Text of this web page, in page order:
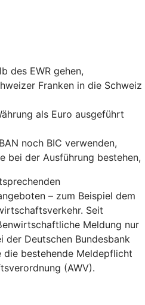
des EWR gehen,
Franken in die Schweiz
als Euro ausgeführt
noch BIC verwenden,
bei der Ausführung bestehen,
– zum Beispiel dem
Seit
Meldung nur
Deutschen Bundesbank
bestehende Meldepflicht
(AWV).